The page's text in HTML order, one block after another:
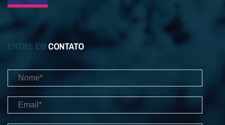
ENTRE EM CONTATO